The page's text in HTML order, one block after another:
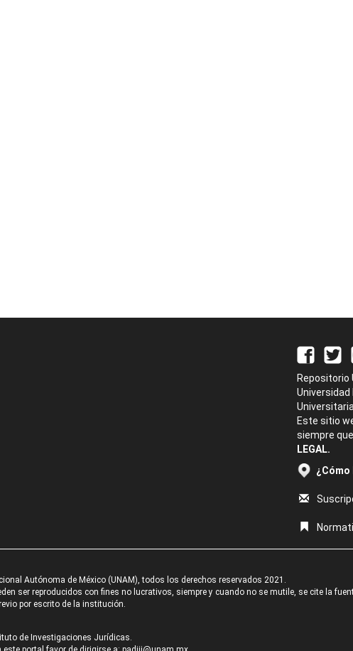
Repositorio
Universidad
Este sitio
siempre
LEGAL.
¿Cómo
Autónoma de México (UNAM), todos los derechos reservados 2021.
ser reproducidos con fines no lucrativos, siempre y cuando no se mutile, se cite la
por escrito de la institución.
de Investigaciones Jurídicas.